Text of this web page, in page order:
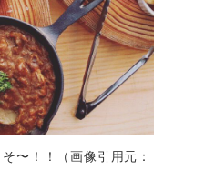
〜！！（画像引用元：